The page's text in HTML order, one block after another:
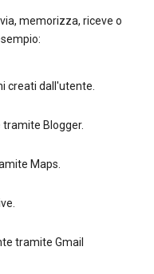
memorizza, riceve o
creati dall'utente.
Blogger.
Maps.
tramite Gmail